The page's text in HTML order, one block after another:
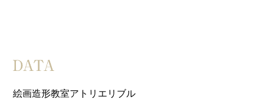
絵画造形教室アトリエリブル